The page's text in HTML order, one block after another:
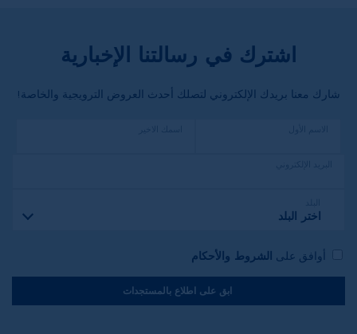
اشترك في رسالتنا الإخبارية
شارك معنا بريدك الإلكتروني لتصلك أحدث العروض الترويجية والخاصة!
اختر البلد
أوافق على الشروط والأحكام
ابق على اطلاع بالمستجدات